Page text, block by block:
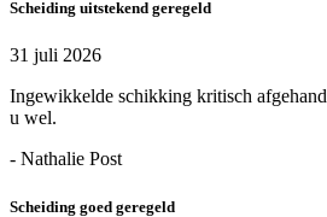
Scheiding uitstekend geregeld
31 juli 2026
Ingewikkelde schikking kritisch
u wel.
- Nathalie Post
Scheiding goed geregeld